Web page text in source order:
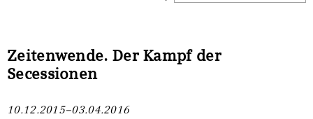
Zeitenwende. Der Kampf der
Secessionen
10.12.2015–03.04.2016
Presse und Neuigkeiten
Stellenangebote
Werkverzeichnisse
UKRAINE-Förderlinie